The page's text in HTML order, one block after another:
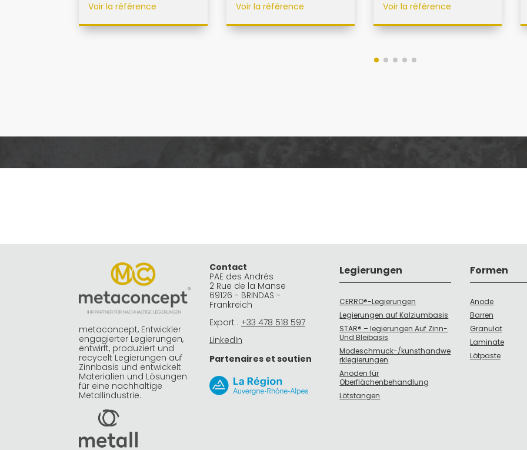
Voir la référence Voir la référence Voir la référence
metaconcept, Entwickler
engagierter Legierungen,
entwirft, produziert und
recycelt Legierungen auf
Zinnbasis und entwickelt
Materialien und Lösungen
für eine nachhaltige
Metallindustrie.
Contact
PAE des Andrés
2 Rue de la Manse
69126 - BRINDAS -
Frankreich
Export : +33 478 518 597
LinkedIn
Partenaires et soutien
Legierungen
CERRO®-Legierungen
Legierungen auf Kalziumbasis
STAR® – legierungen Auf Zinn-
Und Bleibasis
Modeschmuck-/kunsthandwe
rklegierungen
Anoden für
Oberflächenbehandlung
Lötstangen
Formen
Anode
Barren
Granulat
Laminate
Lötpaste